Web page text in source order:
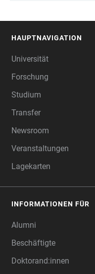
HAUPTNAVIGATION
Universität
Forschung
Studium
Transfer
Newsroom
Veranstaltungen
Lagekarten
INFORMATIONEN FÜR
Alumni
Beschäftigte
Doktorand:innen